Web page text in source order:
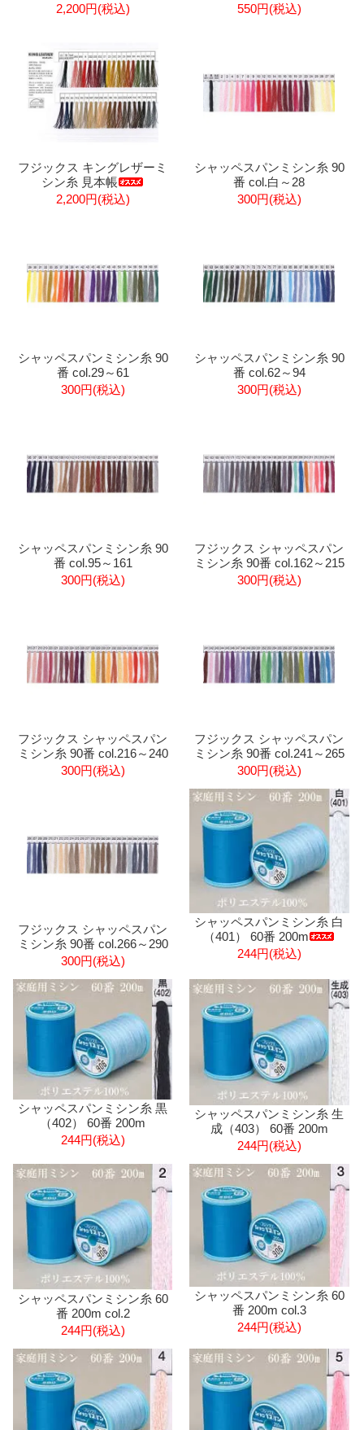
2,200円(税込)
550円(税込)
フジックス キングレザーミ
シン糸 見本帳
2,200円(税込)
シャッペスパンミシン糸 90
番 col.白～28
300円(税込)
シャッペスパンミシン糸 90
番 col.29～61
300円(税込)
シャッペスパンミシン糸 90
番 col.62～94
300円(税込)
シャッペスパンミシン糸 90
番 col.95～161
300円(税込)
フジックス シャッペスパン
ミシン糸 90番 col.162～215
300円(税込)
フジックス シャッペスパン
ミシン糸 90番 col.216～240
300円(税込)
フジックス シャッペスパン
ミシン糸 90番 col.241～265
300円(税込)
フジックス シャッペスパン
ミシン糸 90番 col.266～290
300円(税込)
シャッペスパンミシン糸 白
（401） 60番 200m
244円(税込)
シャッペスパンミシン糸 黒
（402） 60番 200m
244円(税込)
シャッペスパンミシン糸 生
成（403） 60番 200m
244円(税込)
シャッペスパンミシン糸 60
番 200m col.2
244円(税込)
シャッペスパンミシン糸 60
番 200m col.3
244円(税込)